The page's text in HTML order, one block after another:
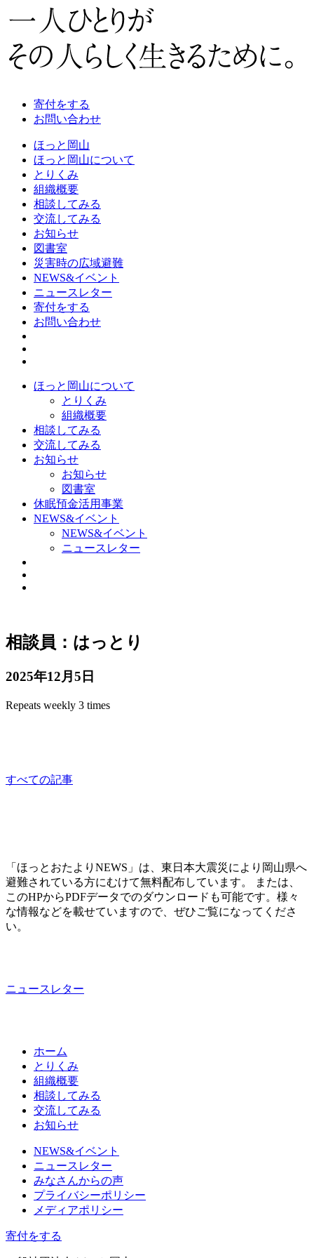
寄付をする
お問い合わせ
ほっと岡山
ほっと岡山について
とりくみ
組織概要
相談してみる
交流してみる
お知らせ
図書室
災害時の広域避難
NEWS&イベント
ニュースレター
寄付をする
お問い合わせ
ほっと岡山について
とりくみ
組織概要
相談してみる
交流してみる
お知らせ
お知らせ
図書室
休眠預金活用事業
NEWS&イベント
NEWS&イベント
ニュースレター
相談員：はっとり
2025年12月5日
Repeats weekly 3 times
すべての記事
「ほっとおたよりNEWS」は、東日本大震災により岡山県へ
避難されている方にむけて無料配布しています。 または、
このHPからPDFデータでのダウンロードも可能です。様々
な情報などを載せていますので、ぜひご覧になってくださ
い。
ニュースレター
ホーム
とりくみ
組織概要
相談してみる
交流してみる
お知らせ
NEWS&イベント
ニュースレター
みなさんからの声
プライバシーポリシー
メディアポリシー
寄付をする